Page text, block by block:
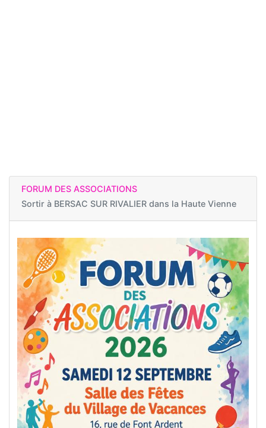
FORUM DES ASSOCIATIONS
Sortir à BERSAC SUR RIVALIER dans la Haute Vienne